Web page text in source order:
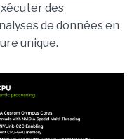
des
de données en
unique.